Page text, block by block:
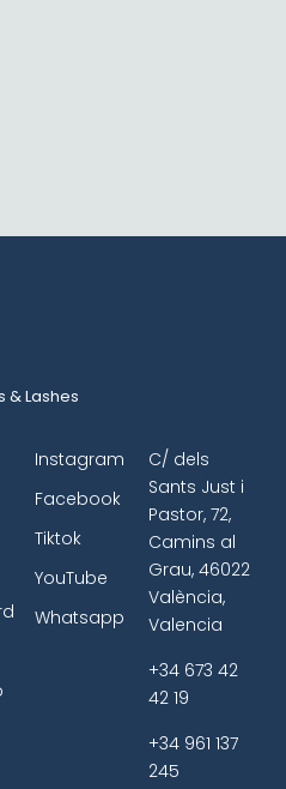
& Lashes
Instagram
Facebook
Tiktok
YouTube
Whatsapp
C/ dels
Sants Just i
Pastor, 72,
Camins al
Grau, 46022
València,
Valencia
+34 673 42
42 19
+34 961 137
245